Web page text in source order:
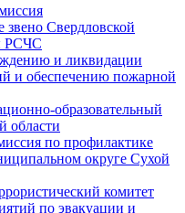
звено Свердловской
РСЧС
и ликвидации
и обеспечению пожарной
образовательный
области
по профилактике
округе Сухой
комитет
по эвакуации и